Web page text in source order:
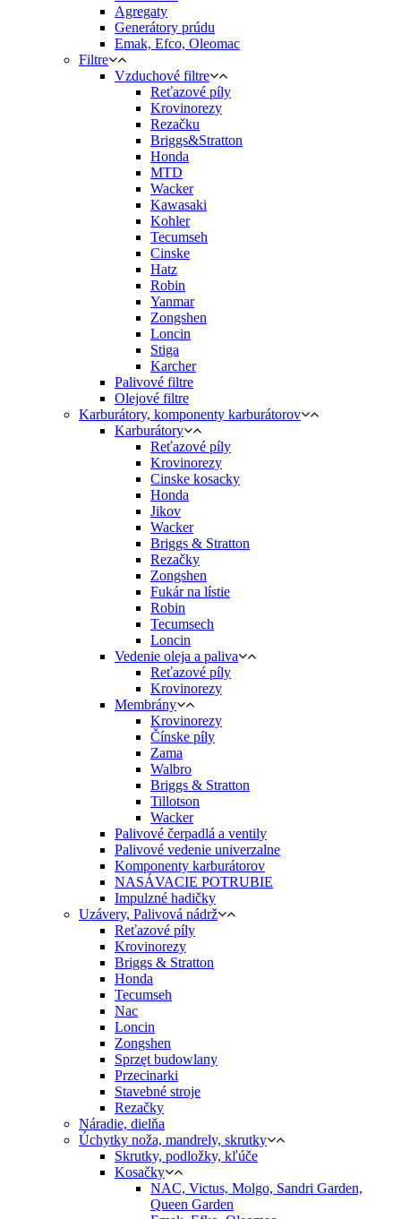
Agregaty
Generátory prúdu
Emak, Efco, Oleomac
Filtre
Vzduchové filtre
Reťazové píly
Krovinorezy
Rezačku
Briggs&Stratton
Honda
MTD
Wacker
Kawasaki
Kohler
Tecumseh
Cinske
Hatz
Robin
Yanmar
Zongshen
Loncin
Stiga
Karcher
Palivové filtre
Olejové filtre
Karburátory, komponenty karburátorov
Karburátory
Reťazové píly
Krovinorezy
Cinske kosacky
Honda
Jikov
Wacker
Briggs & Stratton
Rezačky
Zongshen
Fukár na lístie
Robin
Tecumsech
Loncin
Vedenie oleja a paliva
Reťazové píly
Krovinorezy
Membrány
Krovinorezy
Čínske píly
Zama
Walbro
Briggs & Stratton
Tillotson
Wacker
Palivové čerpadlá a ventily
Palivové vedenie univerzalne
Komponenty karburátorov
NASÁVACIE POTRUBIE
Impulzné hadičky
Uzávery, Palivová nádrž
Reťazové píly
Krovinorezy
Briggs & Stratton
Honda
Tecumseh
Nac
Loncin
Zongshen
Sprzęt budowlany
Przecinarki
Stavebné stroje
Rezačky
Náradie, dielňa
Úchytky noža, mandrely, skrutky
Skrutky, podložky, kľúče
Kosačky
NAC, Victus, Molgo, Sandri Garden,
Queen Garden